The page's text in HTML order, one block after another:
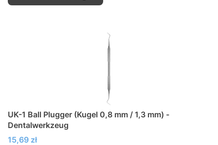
UK-1 Ball Plugger (Kugel 0,8 mm / 1,3 mm) -
Dentalwerkzeug
Preis
15,69 zł